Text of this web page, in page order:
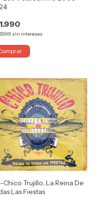
$999 sin intereses
Chico Trujillo...La Reina De
Las Fiestas